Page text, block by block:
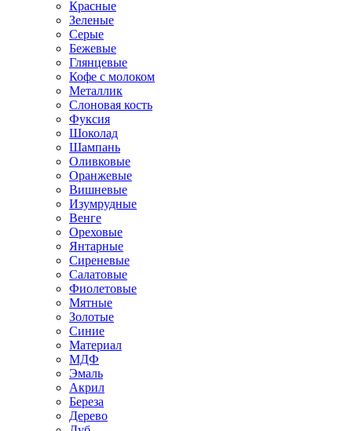
Красные
Зеленые
Серые
Бежевые
Глянцевые
Кофе с молоком
Металлик
Слоновая кость
Фуксия
Шоколад
Шампань
Оливковые
Оранжевые
Вишневые
Изумрудные
Венге
Ореховые
Янтарные
Сиреневые
Салатовые
Фиолетовые
Мятные
Золотые
Синие
Материал
МДФ
Эмаль
Акрил
Береза
Дерево